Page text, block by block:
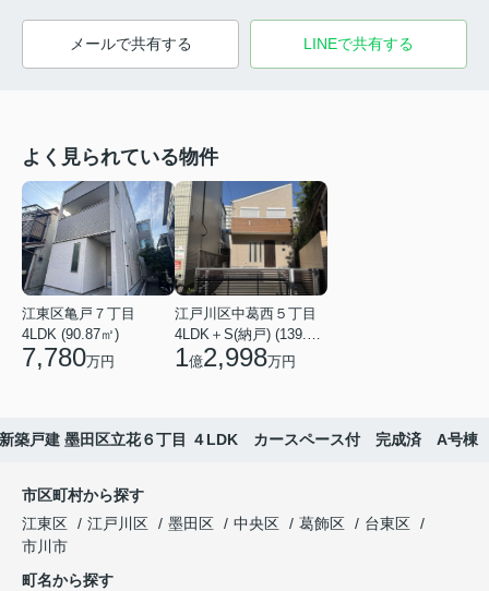
メールで共有する LINEで共有する
よく見られている物件
江東区亀戸７丁目
4LDK (90.87㎡)
7,780万円
江戸川区中葛西５丁目
4LDK＋S(納戸) (139.49㎡)
1億2,998万円
新築戸建 墨田区立花６丁目 ４LDK カースペース付 完成済 A号棟
市区町村から探す
江東区
江戸川区 墨田区 中央区 葛飾区
台東区
市川市
町名から探す